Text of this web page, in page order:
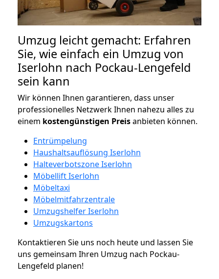
Umzug leicht gemacht: Erfahren
Sie, wie einfach ein Umzug von
Iserlohn nach Pockau-Lengefeld
sein kann
Wir können Ihnen garantieren, dass unser
professionelles Netzwerk Ihnen nahezu alles zu
einem kostengünstigen Preisanbieten können.
Entrümpelung
Haushaltsauflösung Iserlohn
Halteverbotszone Iserlohn
Möbellift Iserlohn
Möbeltaxi
Möbelmitfahrzentrale
Umzugshelfer Iserlohn
Umzugskartons
Kontaktieren Sie uns noch heute und lassen Sie
uns gemeinsam Ihren Umzug nach Pockau-
Lengefeld planen!